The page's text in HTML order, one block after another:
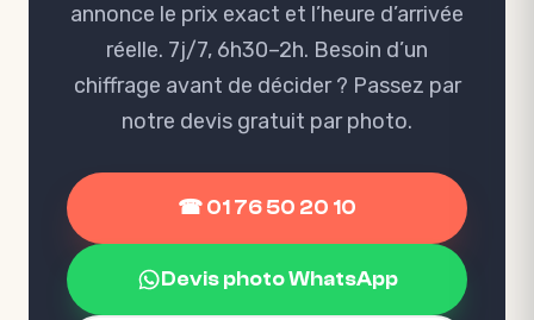
annonce le prix exact et l’heure d’arrivée
réelle. 7j/7, 6h30–2h. Besoin d’un
chiffrage avant de décider ? Passez par
notre devis gratuit par photo.
☎ 01 76 50 20 10
Devis photo WhatsApp